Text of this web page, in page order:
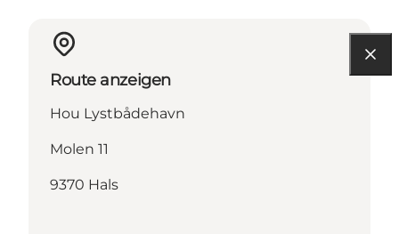
Route anzeigen
Hou Lystbådehavn
Molen 11
9370 Hals